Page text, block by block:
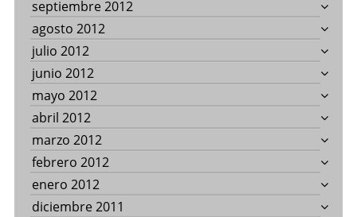
septiembre 2012
agosto 2012
julio 2012
junio 2012
mayo 2012
abril 2012
marzo 2012
febrero 2012
enero 2012
diciembre 2011